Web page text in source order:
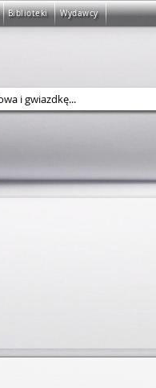
Biblioteki Wydawcy